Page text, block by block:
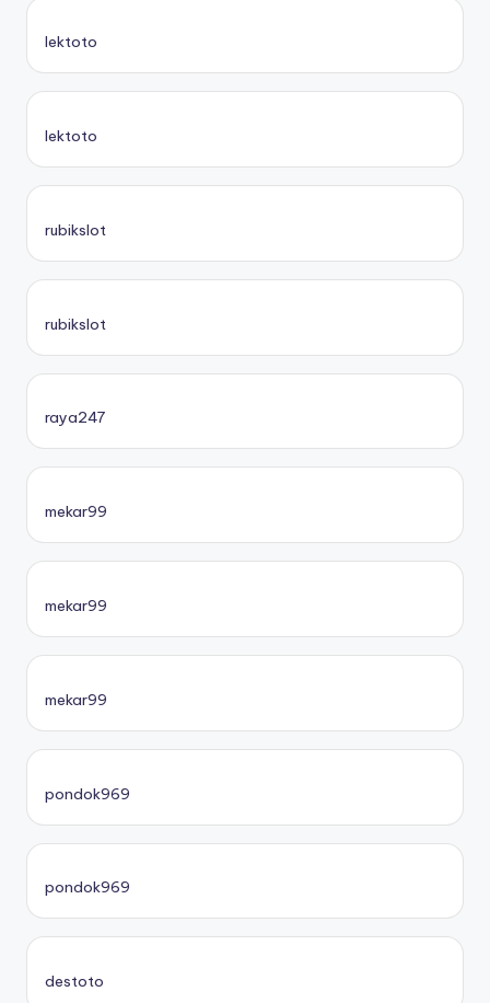
lektoto
lektoto
rubikslot
rubikslot
raya247
mekar99
mekar99
mekar99
pondok969
pondok969
destoto